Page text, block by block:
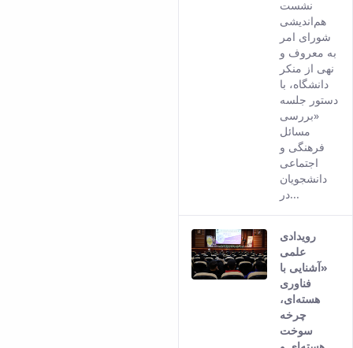
نشست
هم‌اندیشی
شورای امر
به معروف و
نهی از منکر
دانشگاه، با
دستور جلسه
«بررسی
مسائل
فرهنگی و
اجتماعی
دانشجویان
در...
رویدادی
علمی
«آشنایی با
فناوری
هسته‌ای،
چرخه
سوخت